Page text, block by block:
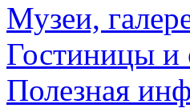
Музеи,
Гостиницы и
Полезная